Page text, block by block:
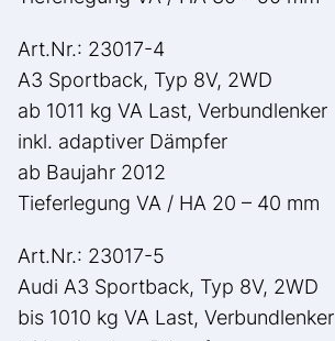
Art.Nr.: 23017-4
A3 Sportback, Typ 8V, 2WD
ab 1011 kg VA Last, Verbundlenker
inkl. adaptiver Dämpfer
ab Baujahr 2012
Tieferlegung VA / HA 20 – 40 mm
Art.Nr.: 23017-5
Audi A3 Sportback, Typ 8V, 2WD
bis 1010 kg VA Last, Verbundlenker